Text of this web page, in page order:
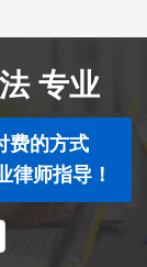
专业
费的方式
律师指导！